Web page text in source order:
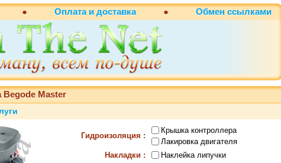
● Оплата и доставка ● Обмен ссылками
Begode Master
Гидроизоляция :
Крышка контроллера
Лакировка двигателя
Накладки :
Наклейка липучки